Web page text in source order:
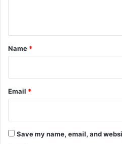
*
Name *
Email *
Save my name, email, and